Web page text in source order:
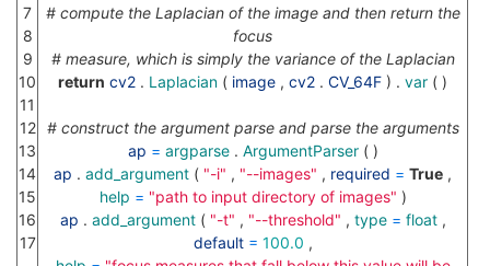
7
8
9
10
11
12
13
14
15
16
17
# compute the Laplacian of the image and then return the
focus
# measure, which is simply the variance of the Laplacian
return cv2 . Laplacian ( image , cv2 . CV_64F ) . var ( )
# construct the argument parse and parse the arguments
ap = argparse . ArgumentParser ( )
ap . add_argument ( "-i" , "--images" , required = True ,
help = "path to input directory of images" )
ap . add_argument ( "-t" , "--threshold" , type = float ,
default = 100.0 ,